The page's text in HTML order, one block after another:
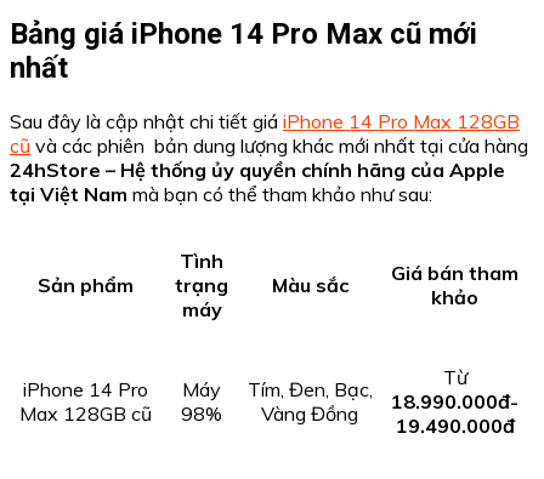
Bảng giá iPhone 14 Pro Max cũ mới
nhất
Sau đây là cập nhật chi tiết giá iPhone 14 Pro Max 128GB
cũ và các phiên bản dung lượng khác mới nhất tại cửa hàng
24hStore – Hệ thống ủy quyền chính hãng của Apple
tại Việt Nam mà bạn có thể tham khảo như sau:
Sản phẩm
Tình
trạng
máy
Màu sắc
Giá bán tham
khảo
iPhone 14 Pro
Max 128GB cũ
Máy
98%
Tím, Đen, Bạc,
Vàng Đồng
Từ
18.990.000đ-
19.490.000đ